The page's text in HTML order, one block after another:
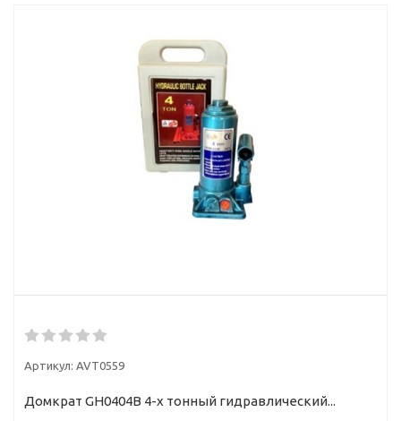
Артикул: AVT0559
Домкрат GH0404В 4-х тонный гидравлический...